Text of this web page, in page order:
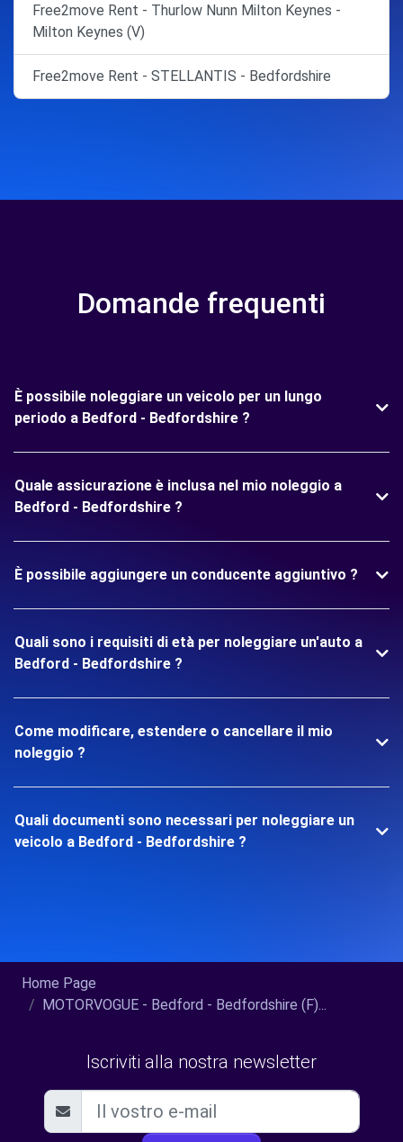
Free2move Rent - Thurlow Nunn Milton Keynes -
Milton Keynes (V)
Free2move Rent - STELLANTIS - Bedfordshire
Domande frequenti
È possibile noleggiare un veicolo per un lungo
periodo a Bedford - Bedfordshire ?
Quale assicurazione è inclusa nel mio noleggio a
Bedford - Bedfordshire ?
È possibile aggiungere un conducente aggiuntivo ?
Quali sono i requisiti di età per noleggiare un'auto a
Bedford - Bedfordshire ?
Come modificare, estendere o cancellare il mio
noleggio ?
Quali documenti sono necessari per noleggiare un
veicolo a Bedford - Bedfordshire ?
Home Page
MOTORVOGUE - Bedford - Bedfordshire (F)...
Iscriviti alla nostra newsletter